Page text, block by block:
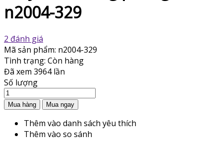
n2004-329
2 đánh giá
Mã sản phẩm: n2004-329
Tình trạng: Còn hàng
Đã xem 3964 lần
Số lượng
Thêm vào danh sách yêu thích
Thêm vào so sánh